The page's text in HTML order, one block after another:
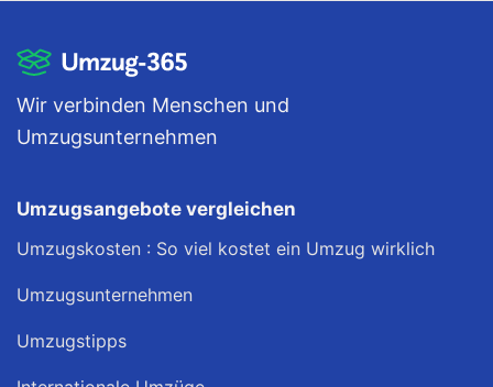
Wir verbinden Menschen und
Umzugsunternehmen
Umzugsangebote vergleichen
Umzugskosten : So viel kostet ein Umzug wirklich
Umzugsunternehmen
Umzugstipps